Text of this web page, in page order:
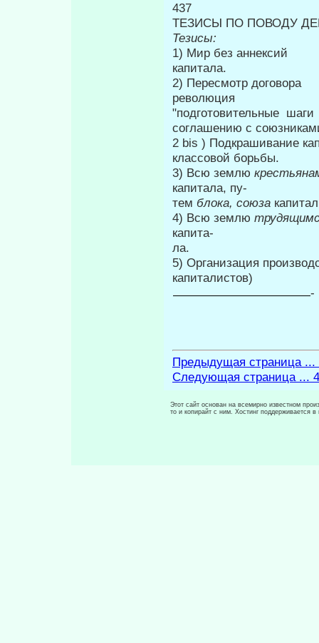
437
ТЕЗИСЫ ПО ПОВОДУ
Тезисы:
1) Мир без
капитала.
2) Пересмотр
революция
"подготовительные
соглашению с
2 bis ) Подкрашивание
классовой борьбы.
3) Всю землю
капитала, пу-
тем блока, союза
4) Всю землю
капита-
ла.
5) Организация
капиталистов)
-
Предыдущая страница ...
Следующая страница ...
Этот сайт основан на всемирно известном
то и копирайт с ним. Хостинг поддерживается